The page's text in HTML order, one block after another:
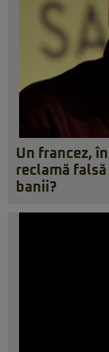
Un francez,
reclamă falsă
banii?